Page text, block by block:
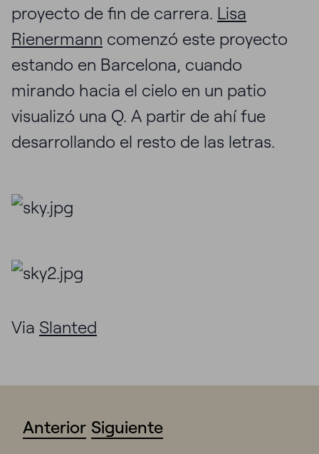
proyecto de fin de carrera. Lisa
Rienermann comenzó este proyecto
estando en Barcelona, cuando
mirando hacia el cielo en un patio
visualizó una Q. A partir de ahí fue
desarrollando el resto de las letras.
Via Slanted
Anterior Siguiente